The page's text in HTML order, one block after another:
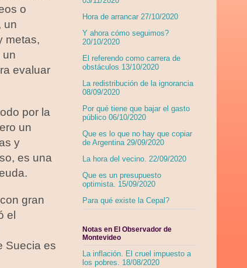
o
un
metas,
un
evaluar
por la
un
y
es una
gran
el
Suecia es
Hora de arrancar 27/10/2020
Y ahora cómo seguimos?
20/10/2020
El referendo como carrera de
obstáculos 13/10/2020
La redistribución de la ignorancia
08/09/2020
Por qué tiene que bajar el gasto
público 06/10/2020
Que es lo que no hay que copiar
de Argentina 29/09/2020
La hora del vecino. 22/09/2020
Que es un presupuesto
optimista. 15/09/2020
Para qué existe la Cepal?
Notas en El Observador de
Montevideo
La inflación. El cruel impuesto a
los pobres. 18/08/2020